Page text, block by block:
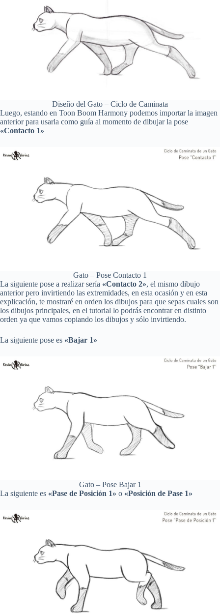
Diseño del Gato – Ciclo de Caminata
Luego, estando en Toon Boom Harmony podemos importar la imagen
anterior para usarla como guía al momento de dibujar la pose
«Contacto 1»
Gato – Pose Contacto 1
La siguiente pose a realizar sería «Contacto 2», el mismo dibujo
anterior pero invirtiendo las extremidades, en esta ocasión y en esta
explicación, te mostraré en orden los dibujos para que sepas cuales son
los dibujos principales, en el tutorial lo podrás encontrar en distinto
orden ya que vamos copiando los dibujos y sólo invirtiendo.
La siguiente pose es «Bajar 1»
Gato – Pose Bajar 1
La siguiente es «Pase de Posición 1» o «Posición de Pase 1»